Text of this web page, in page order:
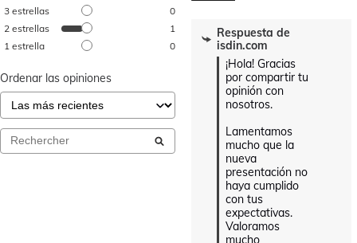
3 estrellas
0
2 estrellas
1
1 estrella 0
Ordenar las opiniones
Respuesta de
isdin.com
¡Hola! Gracias
por compartir tu
opinión con
nosotros.
Lamentamos
mucho que la
nueva
presentación no
haya cumplido
con tus
expectativas.
Valoramos
mucho